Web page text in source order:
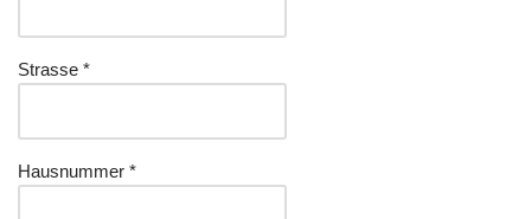
Strasse *
Hausnummer *